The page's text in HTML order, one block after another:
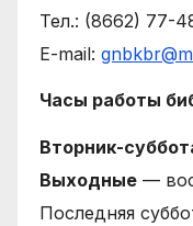
Тел.: (8662) 77-
E-mail:
Часы работы
Вторник-
Выходные —
Последняя